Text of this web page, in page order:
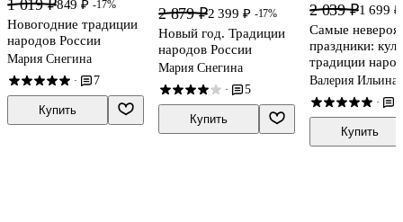
1 019 ₽849 ₽ -17%
Новогодние традиции
народов России
Мария Снегина
· 7
Купить
2 879 ₽2 399 ₽ -17%
Новый год. Традиции
народов России
Мария Снегина
· 5
Купить
2 039 ₽1 699 ₽
Самые
праздники:
традиции
мира в фактах
иллюстрациях
Валерия Ильина
·
Купить